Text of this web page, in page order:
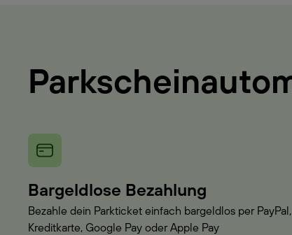
Bargeldlose Bezahlung
Bezahle dein Parkticket einfach bargeldlos per PayPal,
Kreditkarte, Google Pay oder Apple Pay